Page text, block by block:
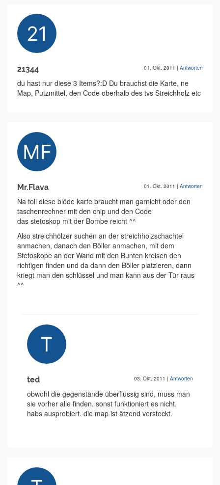
21344 01. Okt. 2011 | Antworten
du hast nur diese 3 Items?:D Du brauchst die Karte, ne
Map, Putzmittel, den Code oberhalb des tvs Streichholz etc
Mr.Flava 01. Okt. 2011 | Antworten
Na toll diese blöde karte braucht man garnicht oder den
taschenrechner mit den chip und den Code
das stetoskop mit der Bombe reicht ^^
Also streichhölzer suchen an der streichholzschachtel
anmachen, danach den Böller anmachen, mit dem
Stetoskope an der Wand mit den Bunten kreisen den
richtigen finden und da dann den Böller platzieren, dann
kriegt man den schlüssel und man kann aus der Tür raus
^^
ted 03. Okt. 2011 | Antworten
obwohl die gegenstände überflüssig sind, muss man
sie vorher alle finden. sonst funktioniert es nicht.
habs ausprobiert. die map ist ätzend versteckt.